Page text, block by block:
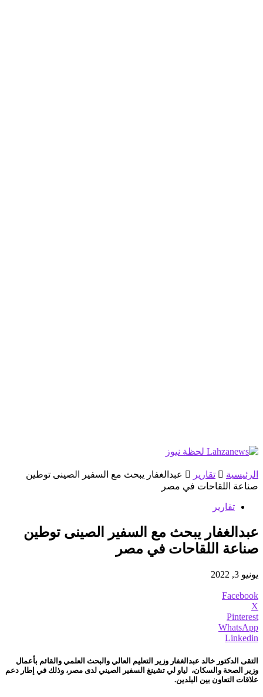
الرئيسية تقارير
عبدالغفار يبحث مع السفير الصينى توطين
صناعة اللقاحات في مصر
تقارير
عبدالغفار يبحث مع السفير الصينى توطين
صناعة اللقاحات في مصر
يونيو 3, 2022
Facebook
X
Pinterest
WhatsApp
Linkedin
التقى الدكتور خالد عبدالغفار وزير التعليم العالي والبحث العلمي والقائم بأعمال
وزير الصحة والسكان، لياو لي تشينغ السفير الصيني لدى مصر، وذلك في إطار دعم
علاقات التعاون بين البلدين.